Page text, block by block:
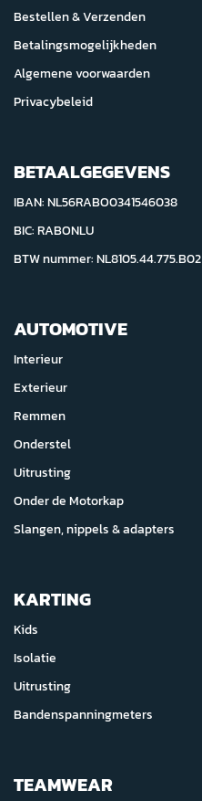
Bestellen & Verzenden
Betalingsmogelijkheden
Algemene voorwaarden
Privacybeleid
BETAALGEGEVENS
IBAN: NL56RABO0341546038
BIC: RABONLU
BTW nummer: NL8105.44.775.B02
AUTOMOTIVE
Interieur
Exterieur
Remmen
Onderstel
Uitrusting
Onder de Motorkap
Slangen, nippels & adapters
KARTING
Kids
Isolatie
Uitrusting
Bandenspanningmeters
TEAMWEAR